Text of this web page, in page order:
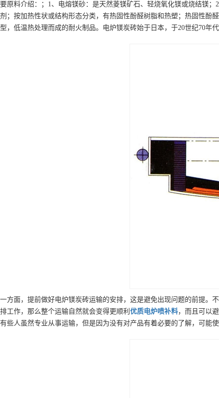
要原料介绍：；1、电熔镁砂：是天然菱镁矿石、轻烧氧化镁或烧结镁
剂；按加热性状或结构形态分类，有热固性酚醛树脂和热塑；热固性酚
型，低温热处理而成的耐火制品。电炉镁炭砖始于日本，于20世纪70
一方面，提前做好电炉镁炭砖运输的安排，这是避免出现问题的前提。
排工作，那么整个运输自然就会变得更顺利 优质电炉喷补料，而且可以
有些人虽然专业从事运输，但是因为没有对产品有着必要的了解，可能